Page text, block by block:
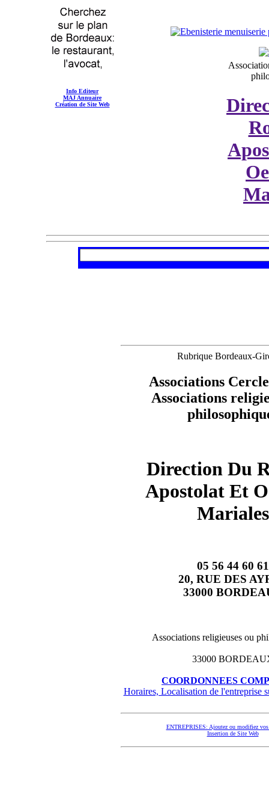
Info Editeur
MAJ Annuaire
Création de Site Web
Rubrique Bordeaux-
Associations
Associations
Direction Du
Apostolat Et
Mariales
05 56 44 60 61
20, RUE DES
33000
Associations religieuses ou
33000
COORDONNEES
Horaires, Localisation de l'entreprise
ENTREPRISES: Ajoutez ou modifiez vos
Insertion de Site Web